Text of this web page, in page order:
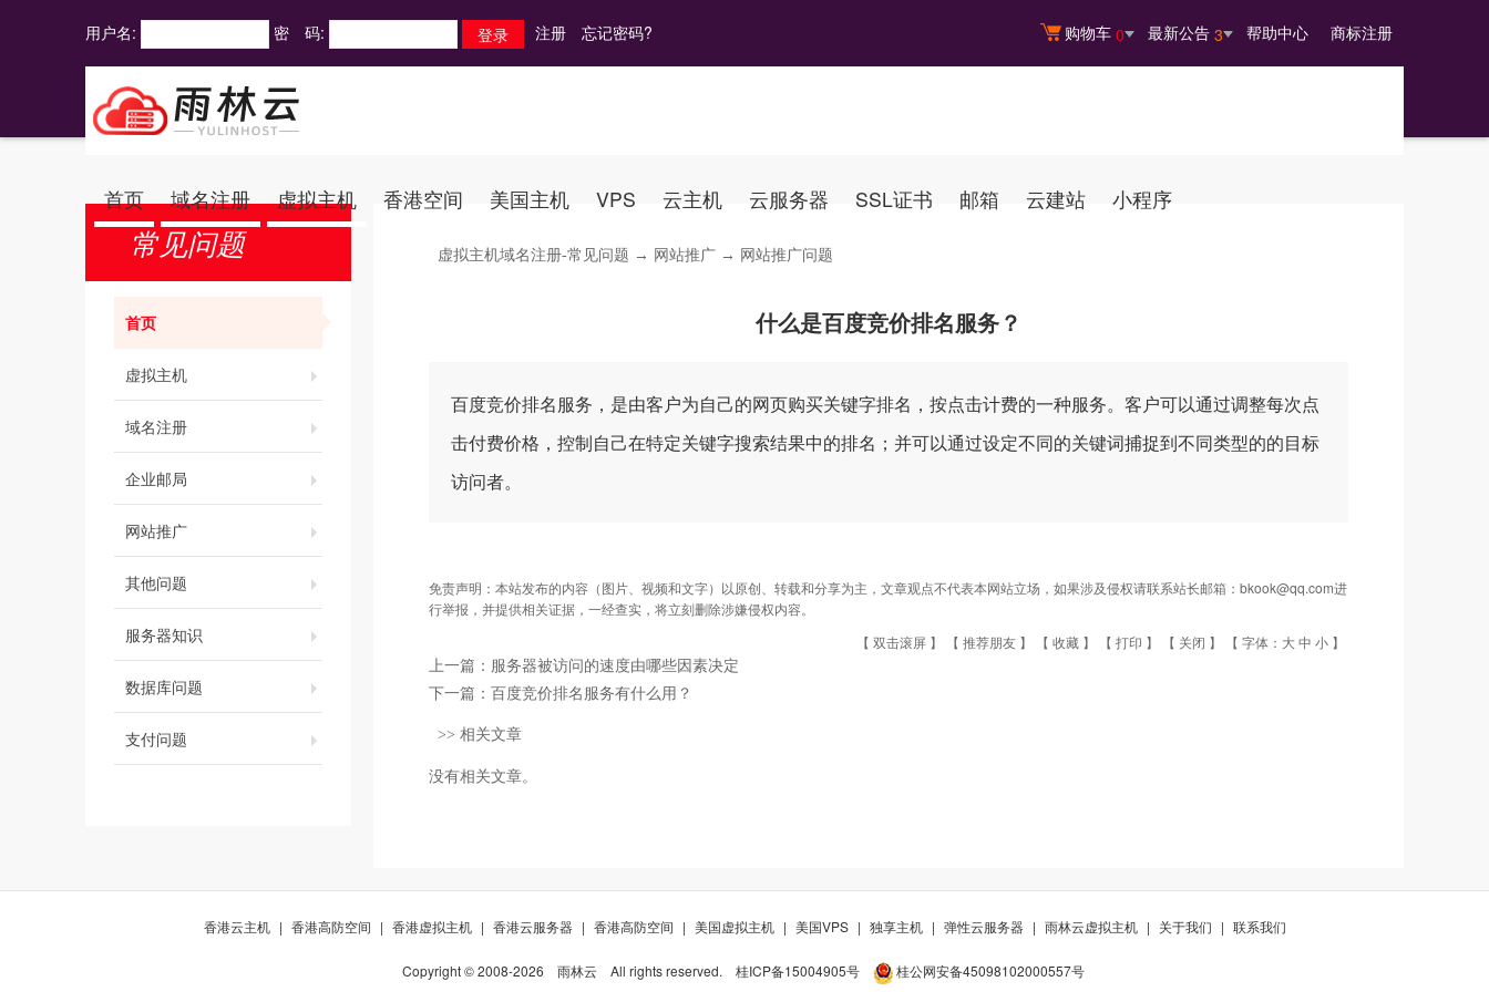
购物车 0 最新公告 3 帮助中心 商标注册
用户名: 密 码: 注册 忘记密码?
首页 域名注册 虚拟主机 香港空间 美国主机 VPS 云主机 云服务器 SSL证书 邮箱 云建站 小程序
常见问题
首页
虚拟主机
域名注册
企业邮局
网站推广
其他问题
服务器知识
数据库问题
支付问题
虚拟主机域名注册-常见问题 → 网站推广 → 网站推广问题
什么是百度竞价排名服务？
百度竞价排名服务，是由客户为自己的网页购买关键字排名，按点击计费的一种服务。客户可以通过调整每次点
击付费价格，控制自己在特定关键字搜索结果中的排名；并可以通过设定不同的关键词捕捉到不同类型的的目标
访问者。
免责声明：本站发布的内容（图片、视频和文字）以原创、转载和分享为主，文章观点不代表本网站立场，如果涉及侵权请联系站长邮箱：bkook@qq.com进
行举报，并提供相关证据，一经查实，将立刻删除涉嫌侵权内容。
【 双击滚屏 】 【 推荐朋友 】 【 收藏 】 【 打印 】 【 关闭 】 【 字体： 大中 小 】
上一篇： 服务器被访问的速度由哪些因素决定
下一篇： 百度竞价排名服务有什么用？
>> 相关文章
没有相关文章。
香港云主机 | 香港高防空间 | 香港虚拟主机 | 香港云服务器 | 香港高防空间 | 美国虚拟主机 | 美国VPS | 独享主机 | 弹性云服务器 | 雨林云虚拟主机 | 关于我们 | 联系我们
Copyright © 2008-2026 雨林云 All rights reserved. 桂ICP备15004905号
桂公网安备45098102000557号